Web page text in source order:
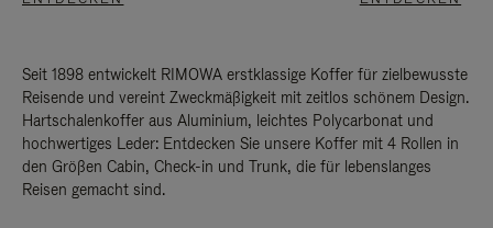
Seit 1898 entwickelt RIMOWA erstklassige Koffer für zielbewusste
Reisende und vereint Zweckmäßigkeit mit zeitlos schönem Design.
Hartschalenkoffer aus Aluminium, leichtes Polycarbonat und
hochwertiges Leder: Entdecken Sie unsere Koffer mit 4 Rollen in
den Größen Cabin, Check-in und Trunk, die für lebenslanges
Reisen gemacht sind.